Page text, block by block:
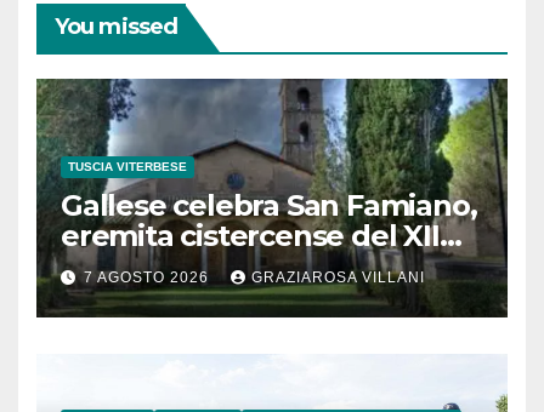
You missed
TUSCIA VITERBESE
Gallese celebra San Famiano,
eremita cistercense del XII
secolo
7 AGOSTO 2026 GRAZIAROSA VILLANI